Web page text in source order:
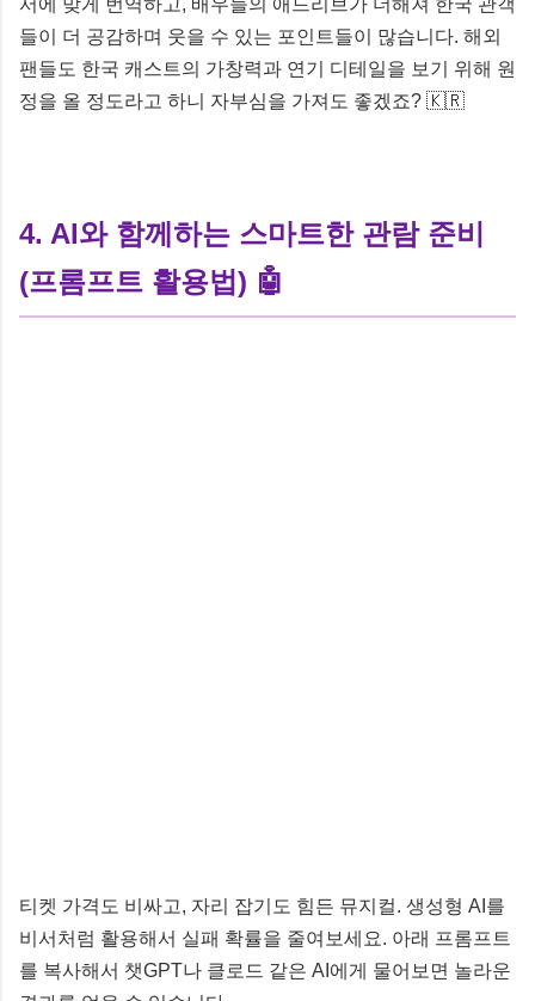
서에 맞게 번역하고, 배우들의 애드리브가 더해져 한국 관객
들이 더 공감하며 웃을 수 있는 포인트들이 많습니다. 해외
팬들도 한국 캐스트의 가창력과 연기 디테일을 보기 위해 원
정을 올 정도라고 하니 자부심을 가져도 좋겠죠? 🇰🇷
4. AI와 함께하는 스마트한 관람 준비
(프롬프트 활용법) 🤖
티켓 가격도 비싸고, 자리 잡기도 힘든 뮤지컬. 생성형 AI를
비서처럼 활용해서 실패 확률을 줄여보세요. 아래 프롬프트
를 복사해서 챗GPT나 클로드 같은 AI에게 물어보면 놀라운